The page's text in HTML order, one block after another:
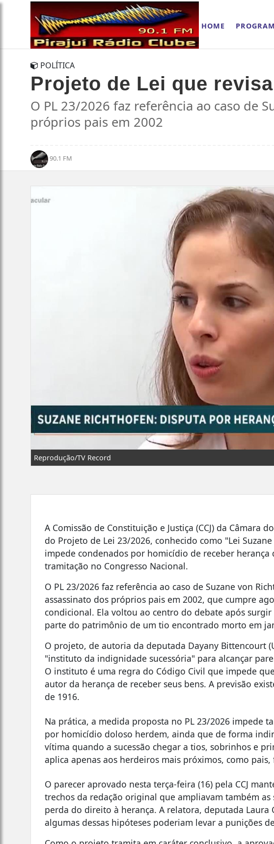
HOME
POLÍTICA
Projeto de Lei que
O PL 23/2026 faz referência ao caso de
próprios pais em 2002
90.1 FM
Reprodução/TV Record
A Comissão de Constituição e Justiça (CCJ) da Câmara
do Projeto de Lei 23/2026, conhecido como "Lei
impede condenados por homicídio de receber herança
tramitação no Congresso Nacional.
O PL 23/2026 faz referência ao caso de Suzane von
assassinato dos próprios pais em 2002, que cumpre
condicional. Ela voltou ao centro do debate após
parte do patrimônio de um tio encontrado morto em
O projeto, de autoria da deputada Dayany Bittencourt
"instituto da indignidade sucessória" para alcançar
O instituto é uma regra do Código Civil que impede
autor da herança de receber seus bens. A previsão
de 1916.
Na prática, a medida proposta no PL 23/2026 impede
por homicídio doloso herdem, ainda que de forma
vítima quando a sucessão chegar a tios, sobrinhos e
aplica apenas aos herdeiros mais próximos, como
O parecer aprovado nesta terça-feira (16) pela CCJ
trechos da redação original que ampliavam também as
perda do direito à herança. A relatora, deputada Laura
algumas dessas hipóteses poderiam levar a punições